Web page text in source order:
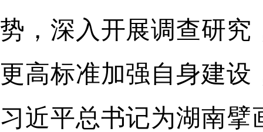
势，深入开展调查研
更高标准加强自身建
习近平总书记为湖南